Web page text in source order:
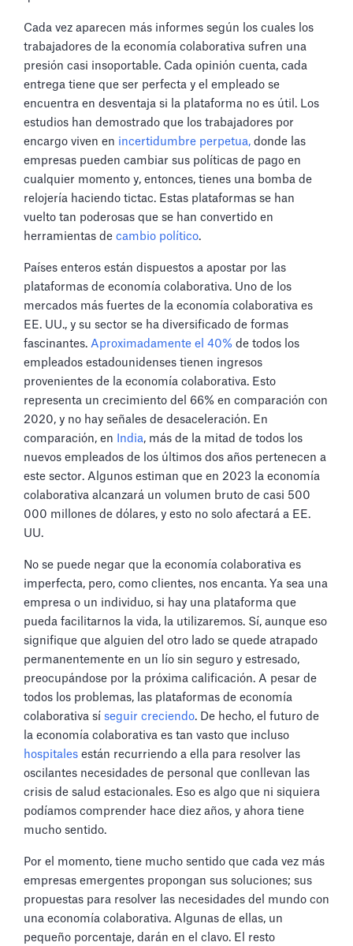
Cada vez aparecen más informes según los cuales los
trabajadores de la economía colaborativa sufren una
presión casi insoportable. Cada opinión cuenta, cada
entrega tiene que ser perfecta y el empleado se
encuentra en desventaja si la plataforma no es útil. Los
estudios han demostrado que los trabajadores por
encargo viven en incertidumbre perpetua, donde las
empresas pueden cambiar sus políticas de pago en
cualquier momento y, entonces, tienes una bomba de
relojería haciendo tictac. Estas plataformas se han
vuelto tan poderosas que se han convertido en
herramientas de cambio político.
Países enteros están dispuestos a apostar por las
plataformas de economía colaborativa. Uno de los
mercados más fuertes de la economía colaborativa es
EE. UU., y su sector se ha diversificado de formas
fascinantes. Aproximadamente el 40% de todos los
empleados estadounidenses tienen ingresos
provenientes de la economía colaborativa. Esto
representa un crecimiento del 66% en comparación con
2020, y no hay señales de desaceleración. En
comparación, en
India, más de la mitad de todos los
nuevos empleados de los últimos dos años pertenecen a
este sector. Algunos estiman que en 2023 la economía
colaborativa alcanzará un volumen bruto de casi 500
000 millones de dólares, y esto no solo afectará a EE.
UU.
No se puede negar que la economía colaborativa es
imperfecta, pero, como clientes, nos encanta. Ya sea una
empresa o un individuo, si hay una plataforma que
pueda facilitarnos la vida, la utilizaremos. Sí, aunque eso
signifique que alguien del otro lado se quede atrapado
permanentemente en un lío sin seguro y estresado,
preocupándose por la próxima calificación. A pesar de
todos los problemas, las plataformas de economía
colaborativa sí seguir creciendo. De hecho, el futuro de
la economía colaborativa es tan vasto que incluso
hospitales están recurriendo a ella para resolver las
oscilantes necesidades de personal que conllevan las
crisis de salud estacionales. Eso es algo que ni siquiera
podíamos comprender hace diez años, y ahora tiene
mucho sentido.
Por el momento, tiene mucho sentido que cada vez más
empresas emergentes propongan sus soluciones; sus
propuestas para resolver las necesidades del mundo con
una economía colaborativa. Algunas de ellas, un
pequeño porcentaje, darán en el clavo. El resto